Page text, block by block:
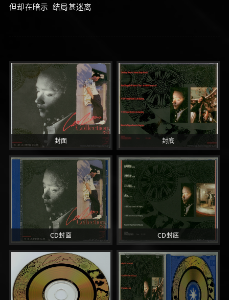
但却在暗示 结局甚迷离
封面 封底
CD封面 CD封底